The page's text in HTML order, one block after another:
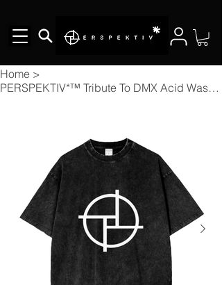
Home >
PERSPEKTIV*™️ Tribute To DMX Acid Wash Oversize T